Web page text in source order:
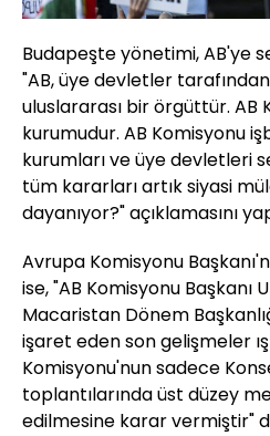
Budapeşte yönetimi, AB'ye
"AB, üye devletler
uluslararası bir örgüttür. AB
kurumudur. AB Komisyonu
kurumları ve üye devletleri
tüm kararları artık siyasi
dayanıyor?" açıklamasını
Avrupa Komisyonu
ise, "AB Komisyonu Başkanı
Macaristan Dönem
işaret eden son gelişmeler
Komisyonu'nun sadece
toplantılarında üst düzey
edilmesine karar vermiştir"